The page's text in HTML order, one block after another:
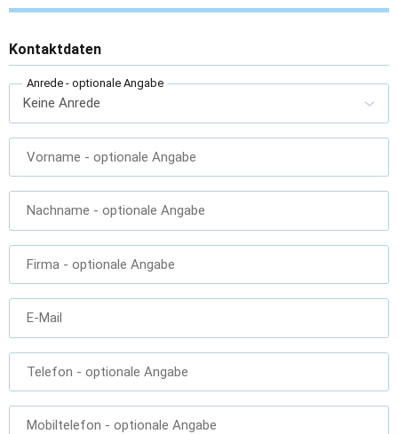
Kontaktdaten
Anrede - optionale Angabe
Vorname - optionale Angabe
Nachname - optionale Angabe
Firma - optionale Angabe
E-Mail
Telefon - optionale Angabe
Mobiltelefon - optionale Angabe